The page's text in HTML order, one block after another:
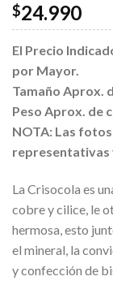
$24.990
El Precio
por Mayor.
Tamaño Aprox.
Peso Aprox. de
NOTA: Las
representativas
La Crisocola es
cobre y cilice, le
hermosa, esto
el mineral, la
y confección de